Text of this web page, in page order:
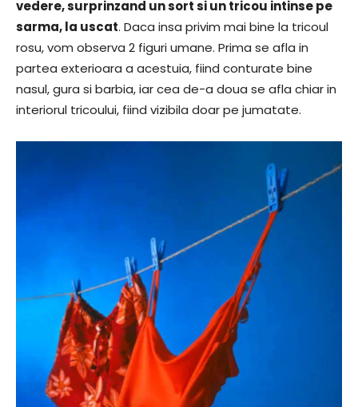
vedere, surprinzand un sort si un tricou intinse pe
sarma, la uscat. Daca insa privim mai bine la tricoul
rosu, vom observa 2 figuri umane. Prima se afla in
partea exterioara a acestuia, fiind conturate bine
nasul, gura si barbia, iar cea de-a doua se afla chiar in
interiorul tricoului, fiind vizibila doar pe jumatate.